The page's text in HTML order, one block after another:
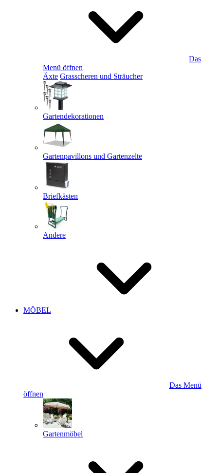
Das
Menü öffnen
Äxte Grasscheren und Sträucher
Gartendekorationen
Gartenpavillons und Gartenzelte
Briefkästen
Andere
MÖBEL
Das Menü
öffnen
Gartenmöbel